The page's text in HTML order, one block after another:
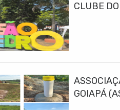
CLUBE
GOIAPÁ